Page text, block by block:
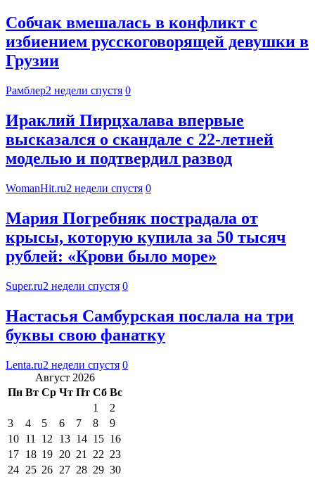
Собчак вмешалась в конфликт с
избиением русскоговорящей девушки в
Грузии
Рамблер2 недели спустя 0
Ираклий Пирцхалава впервые
высказался о скандале с 22-летней
моделью и подтвердил развод
WomanHit.ru2 недели спустя 0
Мария Погребняк пострадала от
крысы, которую купила за 50 тысяч
рублей: «Крови было море»
Super.ru2 недели спустя 0
Настасья Самбурская послала на три
буквы свою фанатку
Lenta.ru2 недели спустя 0
Август 2026
Пн Вт Ср Чт Пт Сб Вс
1
2
3
4 5 6 7 8
9
10 11 12 13 14 15 16
17 18 19 20 21 22 23
24 25 26 27 28 29 30